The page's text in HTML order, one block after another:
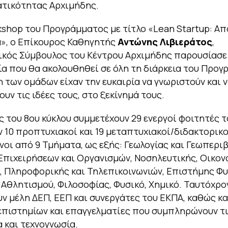
Αρχιμήδης.
του Προγράμματος με τίτλο «Lean Startup:
ο Επίκουρος ΚαθηγητήςΑντώνης Λιβιεράτος,
Σύμβουλος του Κέντρου Αρχιμήδης
που θα ακολουθηθεί σε όλη τη διάρκεια του
των ομάδων είχαν την ευκαιρία να γνωριστούν και
τις ιδέες τους, στο ξεκίνημά τους.
του 8ου κύκλου συμμετέχουν 29 ενεργοί φοιτητές
προπτυχιακοί και 19 μεταπτυχιακοί/
από 9 Τμήματα, ως εξής: Γεωλογίας και
και Οργανισμών, Νοσηλευτικής,
και Τηλεπικοινωνιών, Επιστήμης
Φιλοσοφίας, Φυσικό, Χημικό.
μέλη ΔΕΠ, ΕΕΠ και συνεργάτες του ΕΚΠΑ, καθώς
και επαγγελματίες που συμπληρώνουν
και τεχνογνωσία.